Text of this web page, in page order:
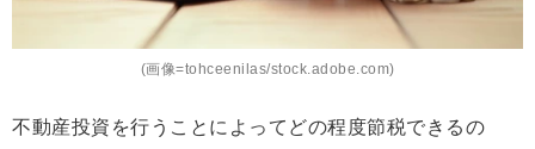
(画像=tohceenilas/stock.adobe.com)
不動産投資を行うことによってどの程度節税できるの